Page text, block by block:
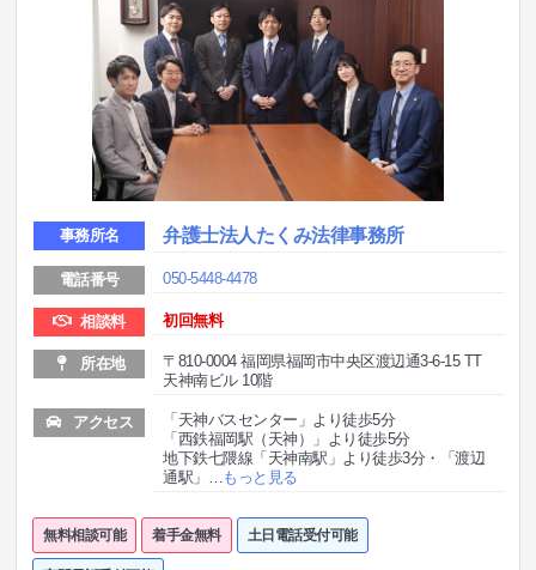
事務所名 弁護士法人たくみ法律事務所
電話番号 050-5448-4478
相談料 初回無料
所在地
〒810-0004 福岡県福岡市中央区渡辺通3-6-15 TT
天神南ビル 10階
アクセス
「天神バスセンター」より徒歩5分
「西鉄福岡駅（天神）」より徒歩5分
地下鉄七隈線「天神南駅」より徒歩3分・「渡辺
通駅」 …もっと見る
無料相談可能 着手金無料 土日電話受付可能